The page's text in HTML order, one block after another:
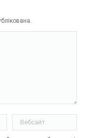
* Вебсайт